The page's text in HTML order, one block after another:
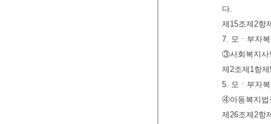
다.
제15조제2항
7. 모ㆍ부자
③사회복지사
제2조제1항
5. 모ㆍ부자
④아동복지법
제26조제2항